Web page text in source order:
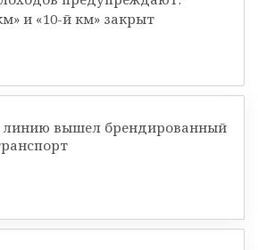
и «10-й км» закрыт
линию вышел брендированный